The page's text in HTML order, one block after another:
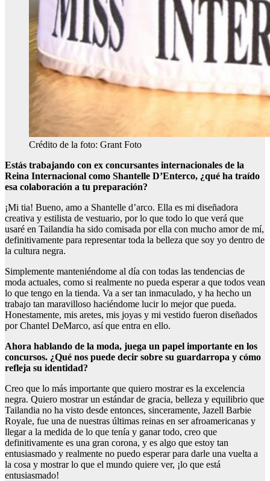
Crédito de la foto: Grant Foto
Estás trabajando con ex concursantes internacionales de la
Reina Internacional como Shantelle D’Enterco, ¿qué ha traído
esa colaboración a tu preparación?
¡Mi tia! Bueno, amo a Shantelle d’arco. Ella es mi diseñadora
creativa y estilista de vestuario, por lo que todo lo que verá que
usaré en Tailandia ha sido comisada por ella con mucho amor de mí,
definitivamente para representar toda la belleza que soy yo dentro de
la cultura negra.
Simplemente manteniéndome al día con todas las tendencias de
moda actuales, como si realmente no pueda esperar a que todos vean
lo que tengo en la tienda. Va a ser tan inmaculado, y ha hecho un
trabajo tan maravilloso haciéndome lucir lo mejor que pueda.
Honestamente, mis aretes, mis joyas y mi vestido fueron diseñados
por Chantel DeMarco, así que entra en ello.
Ahora hablando de la moda, juega un papel importante en los
concursos. ¿Qué nos puede decir sobre su guardarropa y cómo
refleja su identidad?
Creo que lo más importante que quiero mostrar es la excelencia
negra. Quiero mostrar un estándar de gracia, belleza y equilibrio que
Tailandia no ha visto desde entonces, sinceramente, Jazell Barbie
Royale, fue una de nuestras últimas reinas en ser afroamericanas y
llegar a la medida de lo que tenía y ganar todo, creo que
definitivamente es una gran corona, y es algo que estoy tan
entusiasmado y realmente no puedo esperar para darle una vuelta a
la cosa y mostrar lo que el mundo quiere ver, ¡lo que está
entusiasmado!